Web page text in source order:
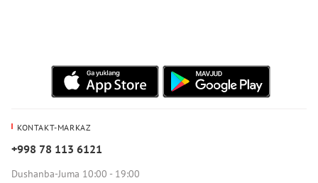
KONTAKT-MARKAZ
+998 78 113 6121
Dushanba-Juma 10:00 - 19:00